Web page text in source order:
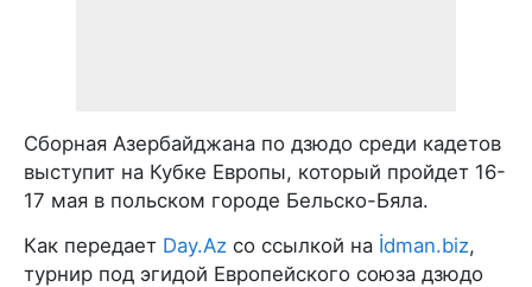
Сборная Азербайджана по дзюдо среди кадетов
выступит на Кубке Европы, который пройдет 16-
17 мая в польском городе Бельско-Бяла.
Как передает Day.Az со ссылкой на İdman.biz,
турнир под эгидой Европейского союза дзюдо